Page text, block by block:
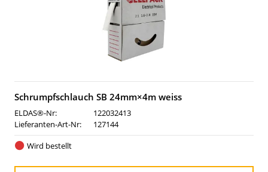
Schrumpfschlauch SB 24mm×4m weiss
ELDAS®-Nr:
122032413
Lieferanten-Art-Nr:
127144
Wird bestellt